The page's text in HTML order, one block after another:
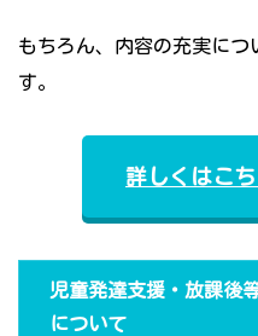
もちろん、内容の充実につ
す。
詳しくはこ
児童発達支援・放課後
について